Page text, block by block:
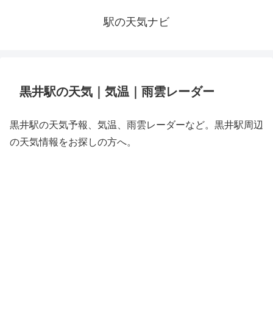
駅の天気ナビ
黒井駅の天気｜気温｜雨雲レーダー
黒井駅の天気予報、気温、雨雲レーダーなど。黒井駅周辺
の天気情報をお探しの方へ。